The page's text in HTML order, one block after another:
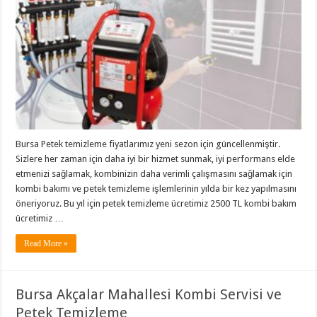
Bursa Petek temizleme fiyatlarımız yeni sezon için güncellenmiştir.
Sizlere her zaman için daha iyi bir hizmet sunmak, iyi performans elde
etmenizi sağlamak, kombinizin daha verimli çalışmasını sağlamak için
kombi bakımı ve petek temizleme işlemlerinin yılda bir kez yapılmasını
öneriyoruz. Bu yıl için petek temizleme ücretimiz 2500 TL kombi bakım
ücretimiz …
Read More »
Bursa Akçalar Mahallesi Kombi Servisi ve
Petek Temizleme